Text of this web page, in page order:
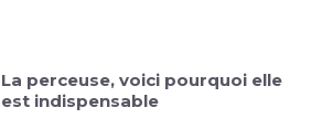
La perceuse, voici pourquoi elle
est indispensable